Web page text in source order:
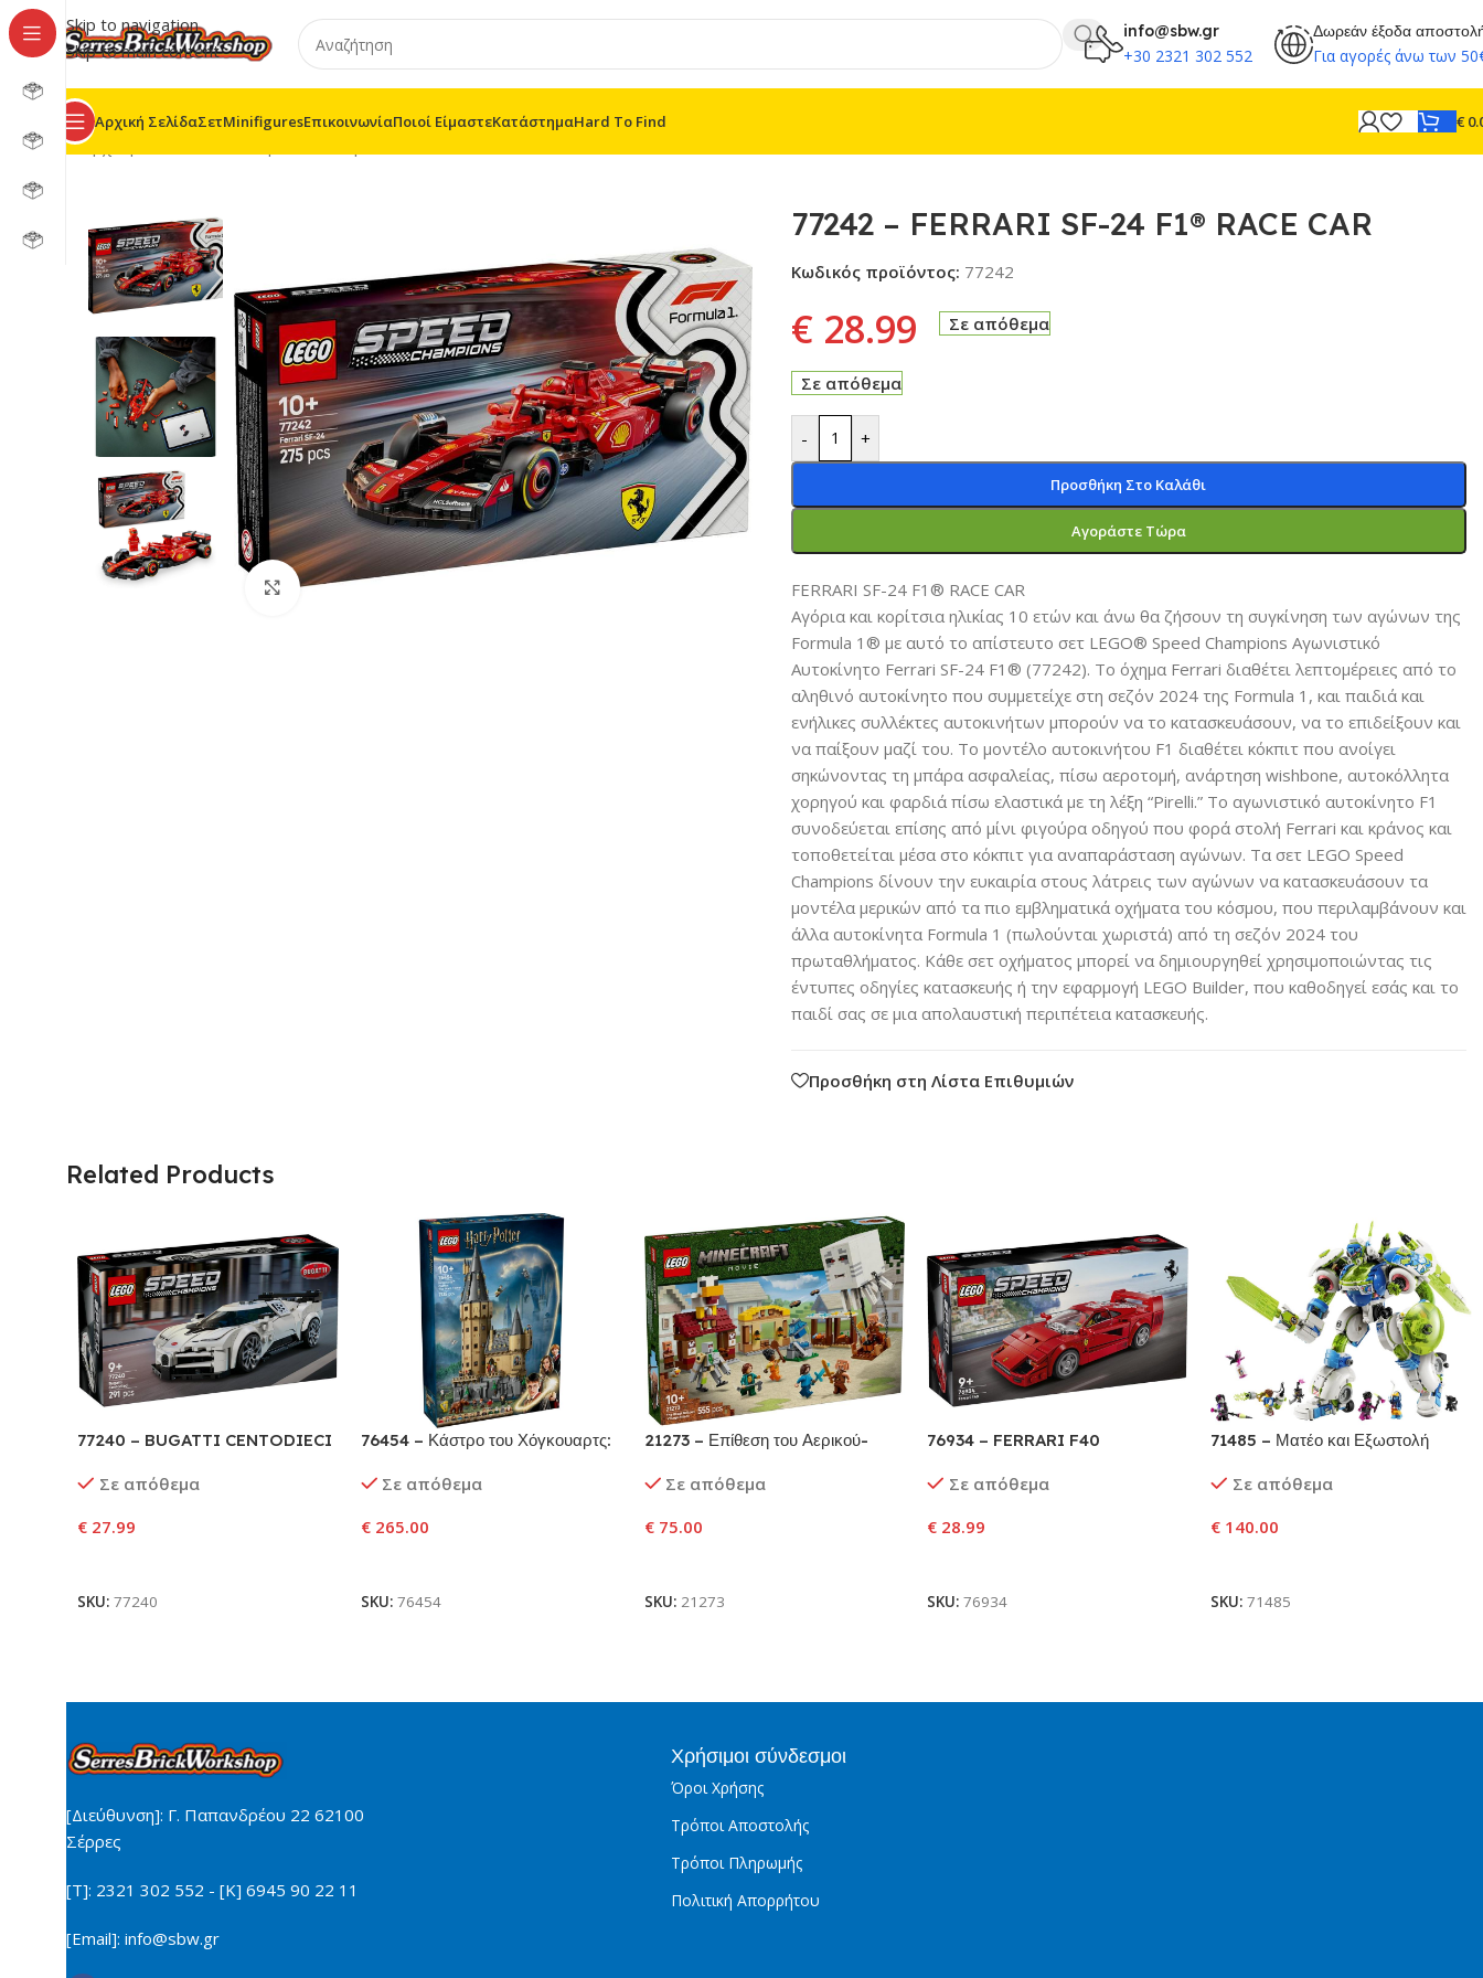
Skip to navigation
Skip to main content
info@sbw.gr
+30 2321 302 552
Δωρεάν έξοδα
Για αγορές άνω των
Αρχική ΣελίδαΣετMinifiguresΕπικοινωνίαΠοιοί ΕίμαστεΚατάστημαHard To Find €
Αρχική σελίδα
Click to enlarge
77242 – FERRARI SF-24 F1® RACE CAR
Κωδικός προϊόντος: 77242
€28.99 Σε απόθεμα
Σε απόθεμα
- +
Προσθήκη Στο Καλάθι
Αγοράστε Τώρα
FERRARI SF-24 F1® RACE CAR
Αγόρια και κορίτσια ηλικίας 10 ετών και άνω θα ζήσουν τη συγκίνηση των αγώνων της
Formula 1® με αυτό το απίστευτο σετ LEGO® Speed Champions Αγωνιστικό
Αυτοκίνητο Ferrari SF-24 F1® (77242). Το όχημα Ferrari διαθέτει λεπτομέρειες από το
αληθινό αυτοκίνητο που συμμετείχε στη σεζόν 2024 της Formula 1, και παιδιά και
ενήλικες συλλέκτες αυτοκινήτων μπορούν να το κατασκευάσουν, να το επιδείξουν και
να παίξουν μαζί του. Το μοντέλο αυτοκινήτου F1 διαθέτει κόκπιτ που ανοίγει
σηκώνοντας τη μπάρα ασφαλείας, πίσω αεροτομή, ανάρτηση wishbone, αυτοκόλλητα
χορηγού και φαρδιά πίσω ελαστικά με τη λέξη “Pirelli.” Το αγωνιστικό αυτοκίνητο F1
συνοδεύεται επίσης από μίνι φιγούρα οδηγού που φορά στολή Ferrari και κράνος και
τοποθετείται μέσα στο κόκπιτ για αναπαράσταση αγώνων. Τα σετ LEGO Speed
Champions δίνουν την ευκαιρία στους λάτρεις των αγώνων να κατασκευάσουν τα
μοντέλα μερικών από τα πιο εμβληματικά οχήματα του κόσμου, που περιλαμβάνουν και
άλλα αυτοκίνητα Formula 1 (πωλούνται χωριστά) από τη σεζόν 2024 του
πρωταθλήματος. Κάθε σετ οχήματος μπορεί να δημιουργηθεί χρησιμοποιώντας τις
έντυπες οδηγίες κατασκευής ή την εφαρμογή LEGO Builder, που καθοδηγεί εσάς και το
παιδί σας σε μια απολαυστική περιπέτεια κατασκευής.
Προσθήκη στη Λίστα Επιθυμιών
Related Products
77240 – BUGATTI CENTODIECI
Σε απόθεμα
€ 27.99
SKU: 77240
76454 – Κάστρο του Χόγκουαρτς:
Σε απόθεμα
€265.00
SKU: 76454
21273 – Επίθεση του Αερικού-
Σε απόθεμα
€75.00
SKU: 21273
76934 – FERRARI F40
Σε απόθεμα
€ 28.99
SKU:76934
71485 – Ματέο και Εξωστολή
Σε απόθεμα
€ 140.00
SKU:71485
[Διεύθυνση]: Γ. Παπανδρέου 22 62100
Σέρρες
[Τ]: 2321 302 552 - [Κ] 6945 90 22 11
[Email]: info@sbw.gr
Χρήσιμοι σύνδεσμοι
Όροι Χρήσης
Τρόποι Αποστολής
Τρόποι Πληρωμής
Πολιτική Απορρήτου